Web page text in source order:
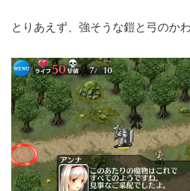
とりあえず、強そうな鎧と弓のか